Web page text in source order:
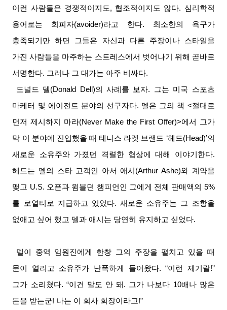
이런 사람들은 경쟁적이지도, 협조적이지도 않다. 심리학적
용어로는 회피자(avoider)라고 한다. 최소한의 욕구가
충족되기만 하면 그들은 자신과 다른 주장이나 스타일을
가진 사람들을 마주하는 스트레스에서 벗어나기 위해 곧바로
서명한다. 그러나 그 대가는 아주 비싸다.
도널드 델(Donald Dell)의 사례를 보자.
그는 미국 스포츠
마케터 및 에이전트 분야의 선구자다. 델은 그의 책 <절대로
먼저 제시하지 마라(Never Make the First Offer)>에서 그가
막 이 분야에 진입했을 때 테니스 라켓 브랜드 ‘헤드(Head)’의
새로운 소유주와 가졌던 격렬한 협상에 대해 이야기한다.
헤드는 델의 스타 고객인 아서 애시 (Arthur Ashe)와 계약을
맺고 U.S. 오픈과 윔블던 챔피언인 그에게 전체 판매액의 5%
를 로열티로 지급하고 있었다.새로운 소유주는 그 조항을
없애고 싶어 했고 델과 애시는 당연히 유지하고 싶었다.
델이 중역 임원진에게 한창 그의 주장을 펼치고 있을 때
문이 열리고 소유주가 난폭하게 들어왔다. “이런 제기랄!”
그가 소리쳤다. “이건 말도 안 돼 . 그가 나보다 10배나 많은
돈을 받는군! 나는 이 회사 회장이라고!”